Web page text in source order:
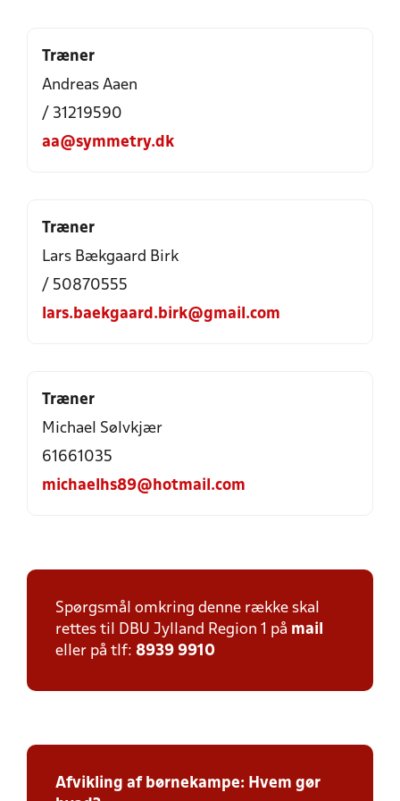
Træner
Andreas Aaen
/ 31219590
aa@symmetry.dk
Træner
Lars Bækgaard Birk
/ 50870555
lars.baekgaard.birk@gmail.com
Træner
Michael Sølvkjær
61661035
michaelhs89@hotmail.com
Spørgsmål omkring denne række skal
rettes til DBU Jylland Region 1 på mail
eller på tlf: 8939 9910
Afvikling af børnekampe: Hvem gør